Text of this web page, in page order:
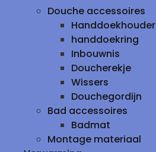
Douche accessoires
Handdoekhouder
handdoekring
Inbouwnis
Doucherekje
Wissers
Douchegordijn
Bad accessoires
Badmat
Montage materiaal